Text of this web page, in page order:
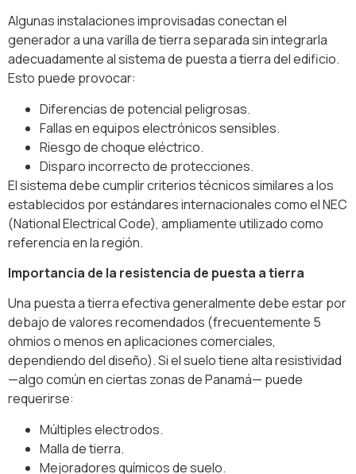
Algunas instalaciones improvisadas conectan el
generador a una varilla de tierra separada sin integrarla
adecuadamente al sistema de puesta a tierra del edificio.
Esto puede provocar:
Diferencias de potencial peligrosas.
Fallas en equipos electrónicos sensibles.
Riesgo de choque eléctrico.
Disparo incorrecto de protecciones.
El sistema debe cumplir criterios técnicos similares a los
establecidos por estándares internacionales como el NEC
(National Electrical Code), ampliamente utilizado como
referencia en la región.
Importancia de la resistencia de puesta a tierra
Una puesta a tierra efectiva generalmente debe estar por
debajo de valores recomendados (frecuentemente 5
ohmios o menos en aplicaciones comerciales,
dependiendo del diseño). Si el suelo tiene alta resistividad
—algo común en ciertas zonas de Panamá— puede
requerirse:
Múltiples electrodos.
Malla de tierra.
Mejoradores químicos de suelo.